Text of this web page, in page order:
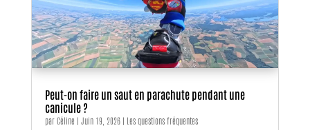
Peut-on faire un saut en parachute pendant une
canicule ?
parCéline | Juin 19, 2026| Les questions fréquentes